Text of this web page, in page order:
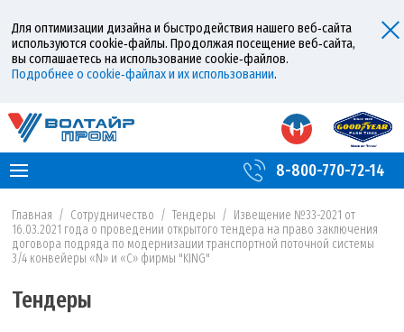
Для оптимизации дизайна и быстродействия нашего веб‑сайта
используются cookie‑файлы. Продолжая посещение веб‑сайта,
вы соглашаетесь на использование cookie‑файлов.
Подробнее о cookie‑файлах и их использовании.
8-800-770-72-14
Главная / Сотрудничество / Тендеры / Извещение №33-2021 от
16.03.2021 года о проведении открытого тендера на право заключения
договора подряда по модернизации транспортной поточной системы
3/4 конвейеры «N» и «С» фирмы "KING"
Тендеры